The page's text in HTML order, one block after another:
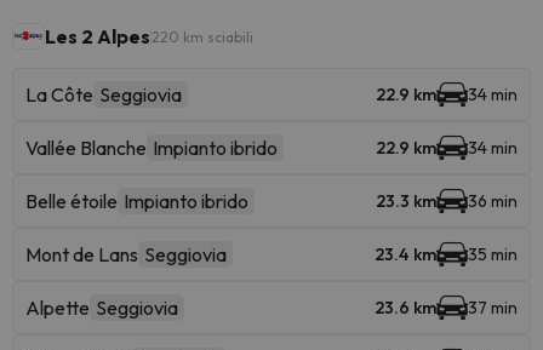
Les 2 Alpes 220 km sciabili
La Côte Seggiovia 22.9 km 34 min
Vallée Blanche Impianto ibrido 22.9 km 34 min
Belle étoile Impianto ibrido 23.3 km 36 min
Mont de Lans Seggiovia 23.4 km 35 min
Alpette Seggiovia 23.6 km 37 min